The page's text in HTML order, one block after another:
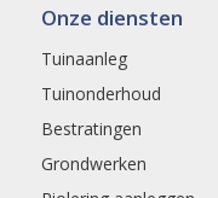
Onze diensten
Tuinaanleg
Tuinonderhoud
Bestratingen
Grondwerken